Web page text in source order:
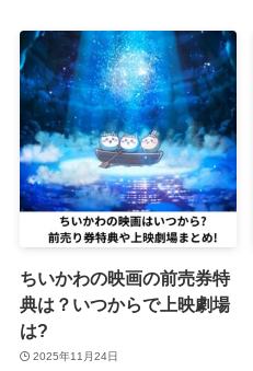
ちいかわの映画の前売券特
典は？いつからで上映劇場
は?
2025年11月24日